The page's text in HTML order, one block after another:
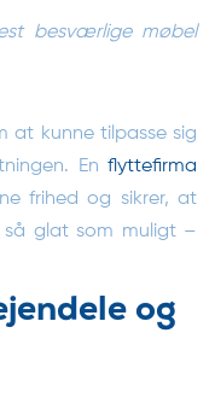
besværlige møbel
at kunne tilpasse sig
En flyttefirma
frihed og sikrer, at
så glat som muligt –
og